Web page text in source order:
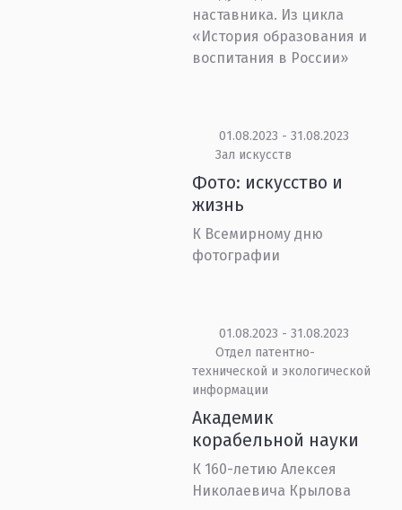
наставника. Из цикла
«История образования и
воспитания в России»
01.08.2023 - 31.08.2023
Зал искусств
Фото: искусство и
жизнь
К Всемирному дню
фотографии
01.08.2023 - 31.08.2023
Отдел патентно-
технической и экологической
информации
Академик
корабельной науки
К 160-летию Алексея
Николаевича Крылова